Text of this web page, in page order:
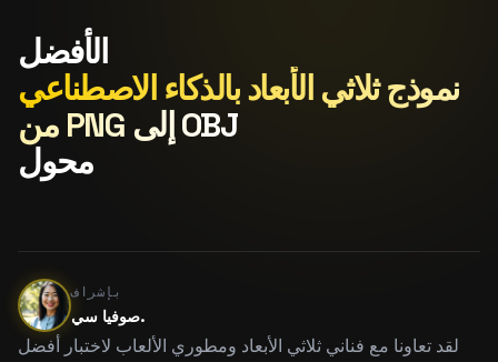
الأفضل
نموذج ثلاثي الأبعاد بالذكاء الاصطناعي
من PNG إلى OBJ
محول
بإشراف
صوفيا سي.
لقد تعاونا مع فناني ثلاثي الأبعاد ومطوري الألعاب لاختبار أفضل